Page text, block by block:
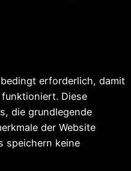
erforderlich, damit
Diese
die grundlegende
der Website
speichern keine